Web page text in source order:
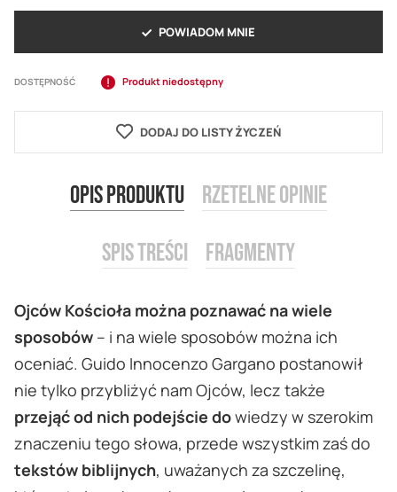
POWIADOM MNIE
DOSTĘPNOŚĆ Produkt niedostępny
DODAJ DO LISTY ŻYCZEŃ
Opis produktu
Ojców Kościoła można poznawać na wiele
sposobów – i na wiele sposobów można ich
oceniać. Guido Innocenzo Gargano postanowił
nie tylko przybliżyć nam Ojców, lecz także
przejąć od nich podejście dowiedzy w szerokim
znaczeniu tego słowa, przede wszystkim zaś do
tekstów biblijnych, uważanych za szczelinę,
Rzetelne opinie
Spis treści
Fragmenty